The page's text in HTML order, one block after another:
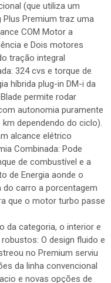
(que utiliza um
Plus Premium traz uma
COM Motor a
e Dois motores
tração integral
324 cvs e torque de
híbrida plug-in DM-i da
permite rodar
autonomia puramente
dependendo do ciclo).
alcance elétrico
Combinada: Pode
de combustível e a
de Energia aonde o
carro a porcentagem
que o motor turbo passe
da categoria, o interior e
O design fluido e
no Premium serviu
da linha convencional
e novas opções de